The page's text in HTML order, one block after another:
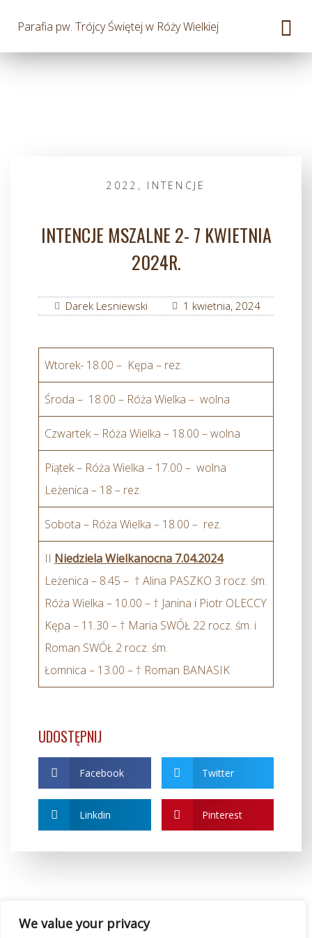
We value your privacy
Parafia pw. Trójcy Świętej w Róży Wielkiej
2022 , INTENCJE
INTENCJE MSZALNE 2- 7 KWIETNIA
2024R.
Darek Lesniewski 1 kwietnia, 2024
Wtorek- 18.00 – Kępa – rez.
Środa – 18.00 – Róża Wielka – wolna
Czwartek – Róża Wielka – 18.00 – wolna
Piątek – Róża Wielka – 17.00 – wolna
Leżenica – 18 – rez.
Sobota – Róża Wielka – 18.00 – rez.
II Niedziela Wielkanocna 7.04.2024
Leżenica – 8.45 – † Alina PASZKO 3 rocz. śm.
Róża Wielka – 10.00 – † Janina i Piotr OLECCY
Kępa – 11.30 – † Maria SWÓŁ 22 rocz. śm. i
Roman SWÓŁ 2 rocz. śm.
Łomnica – 13.00 – † Roman BANASIK
UDOSTĘPNIJ
Facebook Twitter
Linkdin Pinterest